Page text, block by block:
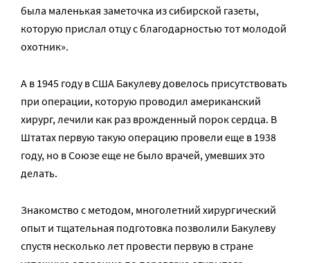
была маленькая заметочка из сибирской газеты,
которую прислал отцу с благодарностью тот молодой
охотник».
А в 1945 году в США Бакулеву довелось присутствовать
при операции, которую проводил американский
хирург, лечили как раз врожденный порок сердца. В
Штатах первую такую операцию провели еще в 1938
году, но в Союзе еще не было врачей, умевших это
делать.
Знакомство с методом, многолетний хирургический
опыт и тщательная подготовка позволили Бакулеву
спустя несколько лет провести первую в стране